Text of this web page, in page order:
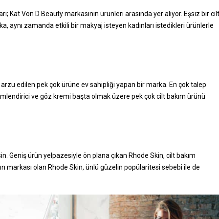
Kat Von D Beauty markasının ürünleri arasında yer alıyor. Eşsiz bir cilt
aynı zamanda etkili bir makyaj isteyen kadınları istedikleri ürünlerle
edilen pek çok ürüne ev sahipliği yapan bir marka. En çok talep
ve göz kremi başta olmak üzere pek çok cilt bakım ürünü
Geniş ürün yelpazesiyle ön plana çıkan Rhode Skin, cilt bakım
markası olan Rhode Skin, ünlü güzelin popülaritesi sebebi ile de